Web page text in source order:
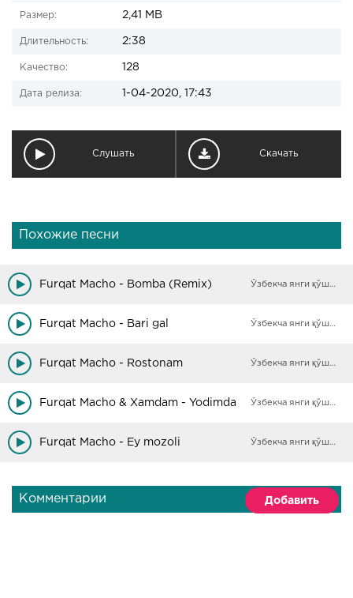
Размер: 2,41 MB
Длительность: 2:38
Качество: 128
Дата релиза: 1-04-2020, 17:43
Слушать Скачать
Похожие песни
Furqat Macho - Bomba (Remix) Ўзбекча янги қўшиқлар
Furqat Macho - Bari gal Ўзбекча янги қўшиқлар
Furqat Macho - Rostonam Ўзбекча янги қўшиқлар
Furqat Macho & Xamdam - Yodimda Ўзбекча янги қўшиқлар
Furqat Macho - Ey mozoli Ўзбекча янги қўшиқлар
Комментарии Добавить